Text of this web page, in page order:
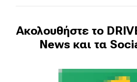
Ακολουθήστε το
News και τα